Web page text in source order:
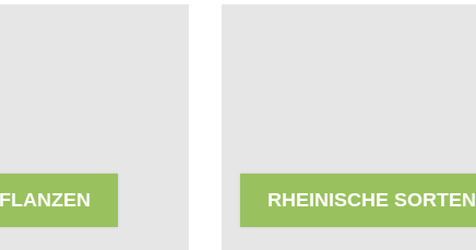
RHEINISCHE SORTEN